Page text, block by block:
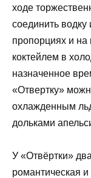
ходе
соединить
пропорциях и на
коктейлем в
назначенное
«Отвертку»
охлажденным
дольками
У «Отвёртки»
романтическая